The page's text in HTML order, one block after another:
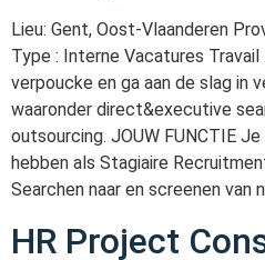
Lieu: Gent, Oost-Vlaanderen
Type : Interne Vacatures
verpoucke en ga aan de slag in
waaronder direct&executive
outsourcing. JOUW FUNCTIE
hebben als Stagiaire
Searchen naar en screenen van
HR Project